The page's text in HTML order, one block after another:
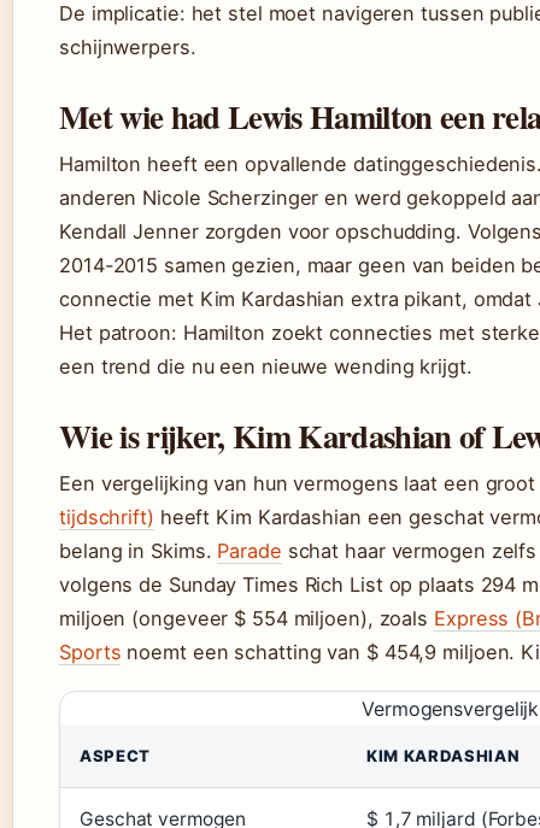
De implicatie: het stel moet navigeren tussen
schijnwerpers.
Met wie had Lewis Hamilton een
Hamilton heeft een opvallende
anderen Nicole Scherzinger en werd gekoppeld
Kendall Jenner zorgden voor opschudding.
2014-2015 samen gezien, maar geen van beiden
connectie met Kim Kardashian extra pikant,
Het patroon: Hamilton zoekt connecties met
een trend die nu een nieuwe wending krijgt.
Wie is rijker, Kim Kardashian of
Een vergelijking van hun vermogens laat een
tijdschrift) heeft Kim Kardashian een geschat
belang in Skims. Parade schat haar vermogen
volgens de Sunday Times Rich List op plaats 294
miljoen (ongeveer $ 554 miljoen), zoals Express
Sports noemt een schatting van $ 454,9 miljoen.
ASPECT KIM KARDASHIAN
Geschat vermogen $ 1,7 miljard